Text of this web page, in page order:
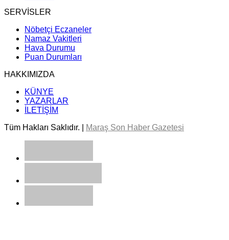
SERVİSLER
Nöbetçi Eczaneler
Namaz Vakitleri
Hava Durumu
Puan Durumları
HAKKIMIZDA
KÜNYE
YAZARLAR
İLETİŞİM
Tüm Hakları Saklıdır. |
Maraş Son Haber Gazetesi